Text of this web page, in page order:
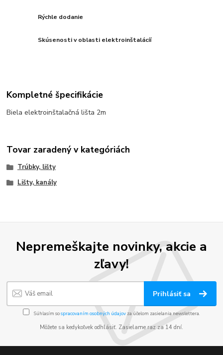
Rýchle dodanie
Skúsenosti v oblasti elektroinštalácíí
Kompletné špecifikácie
Biela elektroinštalačná lišta 2m
Tovar zaradený v kategóriách
Trúbky, lišty
Lišty, kanály
Nepremeškajte novinky, akcie a
zľavy!
Prihlásiť sa
Súhlasím sospracovaním osobných údajov za účelom zasielania newslettera.
Môžete sa kedykoľvek odhlásiť. Zasielame raz za 14 dní.